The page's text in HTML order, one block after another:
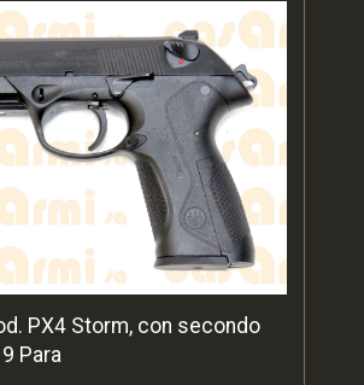
PX4 Storm, con secondo
Para